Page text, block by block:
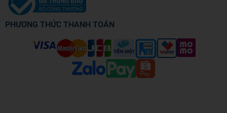
PHƯƠNG THỨC THANH TOÁN